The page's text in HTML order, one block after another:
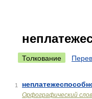
Толкование
1
Орфографический